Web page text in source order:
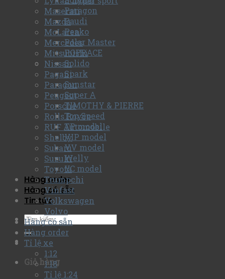
Paragon
Paudi
Peako
Polar Master
POPRACE
Solido
Spark
Sunstar
Super A
TIMOTHY & PIERRE
Top Speed
TP model
VIP model
VV model
Welly
YC model
Hàng order
Hàng có sẵn
Tin tức
Giỏ hàng
Maserati
Mazda
McLaren
Mercedes
Mitsubishi
Nissan
Pagani
Paragon
Peugeot
Porsche
Rolls Royce
RUF Automobile
Shelby
Subaru
Suzuki
Toyota
Trumpchi
Vinfast
Volkswagen
Volvo
Hàng có sẵn
Hàng order
Tỉ lệ xe
1:12
1:18
Tỉ lệ 1:24